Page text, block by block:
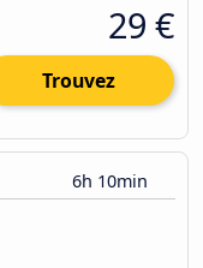
29 €
Trouvez
6h 10min